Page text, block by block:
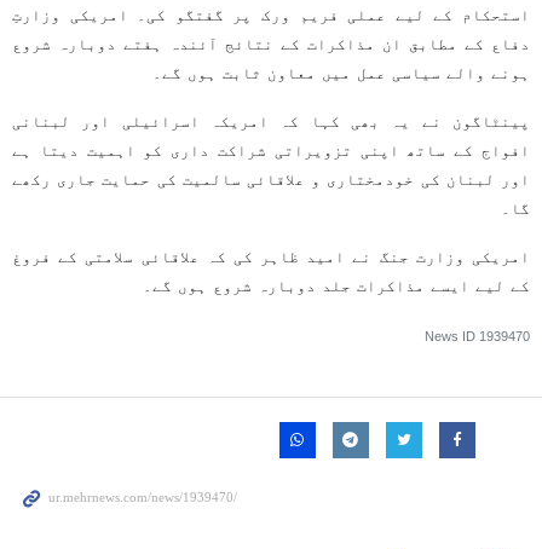
استحکام کے لیے عملی فریم ورک پر گفتگو کی۔ امریکی وزارتِ
دفاع کے مطابق ان مذاکرات کے نتائج آئندہ ہفتے دوبارہ شروع
ہونے والے سیاسی عمل میں معاون ثابت ہوں گے۔
پینٹاگون نے یہ بھی کہا کہ امریکہ اسرائیلی اور لبنانی
افواج کے ساتھ اپنی تزویراتی شراکت داری کو اہمیت دیتا ہے
اور لبنان کی خودمختاری و علاقائی سالمیت کی حمایت جاری رکھے
گا۔
امریکی وزارت جنگ نے امید ظاہر کی کہ علاقائی سلامتی کے فروغ
کے لیے ایسے مذاکرات جلد دوبارہ شروع ہوں گے۔
News ID 1939470